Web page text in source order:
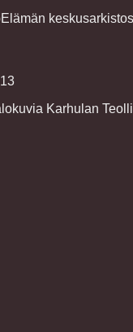
Karhulan